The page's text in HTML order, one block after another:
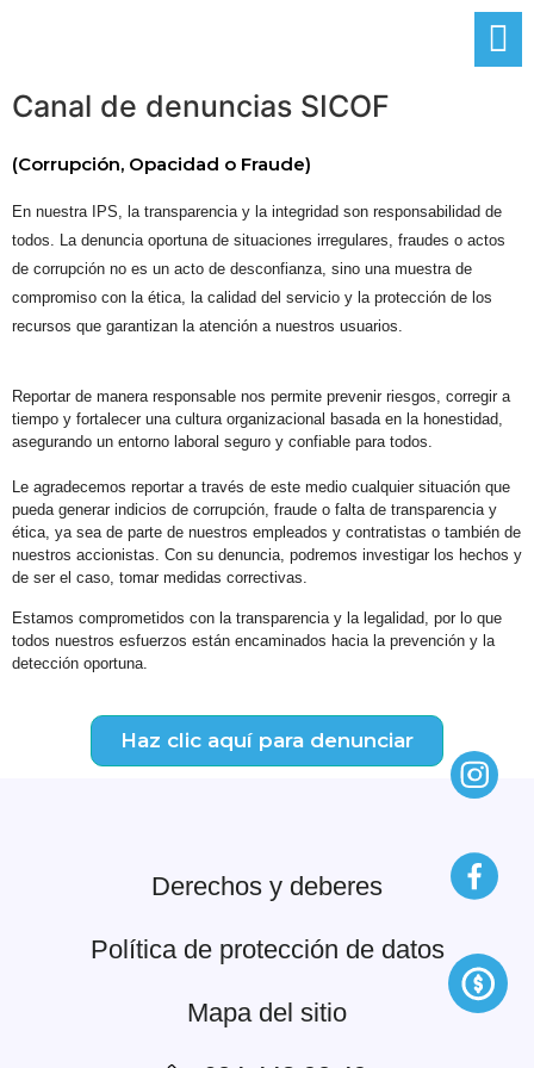
Canal de denuncias SICOF
(Corrupción, Opacidad o Fraude)
En nuestra IPS, la transparencia y la integridad son responsabilidad de
todos. La denuncia oportuna de situaciones irregulares, fraudes o actos
de corrupción no es un acto de desconfianza, sino una muestra de
compromiso con la ética, la calidad del servicio y la protección de los
recursos que garantizan la atención a nuestros usuarios.
Reportar de manera responsable nos permite prevenir riesgos, corregir a
tiempo y fortalecer una cultura organizacional basada en la honestidad,
asegurando un entorno laboral seguro y confiable para todos.
Le agradecemos reportar a través de este medio cualquier situación que
pueda generar indicios de corrupción, fraude o falta de transparencia y
ética, ya sea de parte de nuestros empleados y contratistas o también de
nuestros accionistas. Con su denuncia, podremos investigar los hechos y
de ser el caso, tomar medidas correctivas.
Estamos comprometidos con la transparencia y la legalidad, por lo que
todos nuestros esfuerzos están encaminados hacia la prevención y la
detección oportuna.
Haz clic aquí para denunciar
Derechos y deberes
Política de protección de datos
Mapa del sitio